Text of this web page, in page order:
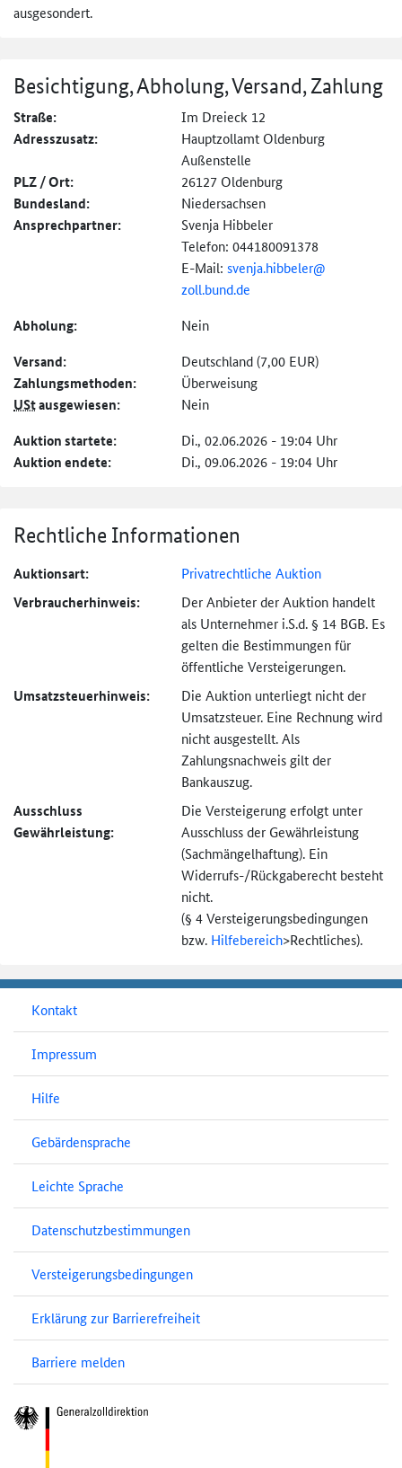
ausgesondert.
Besichtigung, Abholung, Versand, Zahlung
Straße: Im Dreieck 12
Adresszusatz:
Hauptzollamt Oldenburg
Außenstelle
PLZ / Ort: 26127 Oldenburg
Bundesland: Niedersachsen
Ansprechpartner:
Svenja Hibbeler
Telefon: 044180091378
E-Mail: svenja.hibbeler@
zoll.bund.de
Abholung: Nein
Versand: Deutschland (7,00 EUR)
Zahlungs­methoden: Überweisung
UStausgewiesen: Nein
Auktion startete: Di., 02.06.2026 - 19:04 Uhr
Auktion endete: Di., 09.06.2026 - 19:04 Uhr
Rechtliche Informationen
Auktionsart: Privatrechtliche Auktion
Verbraucher­hinweis:
Der Anbieter der Auktion handelt
als Unternehmer i.S.d. § 14 BGB. Es
gelten die Bestimmungen für
öffentliche Versteigerungen.
Umsatzsteuer­hinweis:
Die Auktion unterliegt nicht der
Umsatzsteuer. Eine Rechnung wird
nicht ausgestellt. Als
Zahlungsnachweis gilt der
Bankauszug.
Ausschluss
Gewährleistung:
Die Versteigerung erfolgt unter
Ausschluss der Gewährleistung
(Sachmängel­haftung). Ein
Widerrufs-/Rückgaberecht besteht
nicht.
(§ 4 Versteigerungs­bedingungen
bzw. Hilfebereich>Rechtliches).
Kontakt
Impressum
Hilfe
Gebärdensprache
Leichte Sprache
Datenschutzbestimmungen
Versteigerungsbedingungen
Erklärung zur Barrierefreiheit
Barriere melden